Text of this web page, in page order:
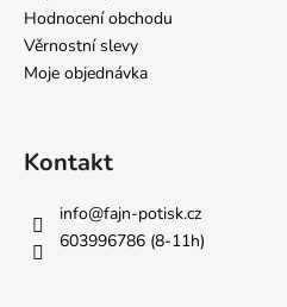
Hodnocení obchodu
Věrnostní slevy
Moje objednávka
Kontakt
info@fajn-potisk.cz
603996786 (8-11h)